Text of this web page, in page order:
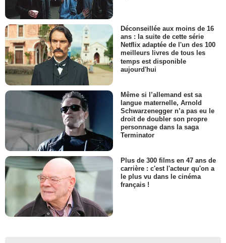
Déconseillée aux moins de 16
ans : la suite de cette série
Netflix adaptée de l'un des 100
meilleurs livres de tous les
temps est disponible
aujourd'hui
Même si l’allemand est sa
langue maternelle, Arnold
Schwarzenegger n’a pas eu le
droit de doubler son propre
personnage dans la saga
Terminator
Plus de 300 films en 47 ans de
carrière : c'est l'acteur qu'on a
le plus vu dans le cinéma
français !